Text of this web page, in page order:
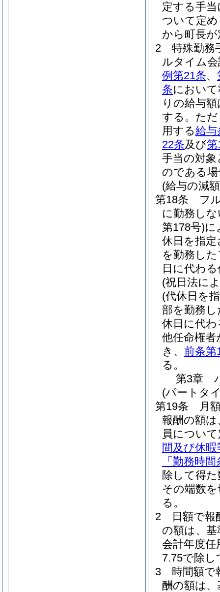
定する手
ついて定
から町長
2
特殊勤務
ルタイム
例第21条、
条におい
りの給与
する。 た
用する給与
22条及び第
手当の対
のである
(給与の減
第18条
フ
に勤務し
第178号)に
休日を指
を勤務し
日に代わ
(祝日法に
(代休日を
部を勤務
休日に代わ
他任命権
き、 前条第
る。
第3章
(パートタ
第19条
月
報酬の額
員につい
間及び休
「勤務時
除して得
その端数
る。
2
日額で
の額は、
会計年度
7.75で除
3
時間額で
酬の額は